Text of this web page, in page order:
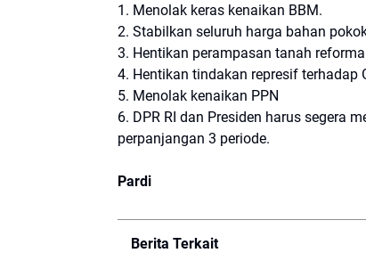
1. Menolak keras kenaikan BBM.
2. Stabilkan seluruh harga bahan
3. Hentikan perampasan tanah
4. Hentikan tindakan represif terhadap
5. Menolak kenaikan PPN
6. DPR RI dan Presiden harus segera
perpanjangan 3 periode.
Pardi
Berita Terkait